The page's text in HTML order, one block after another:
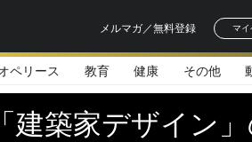
メルマガ／無料登録 マイ
ペリース 教育 健康 その他
建築家デザイン」